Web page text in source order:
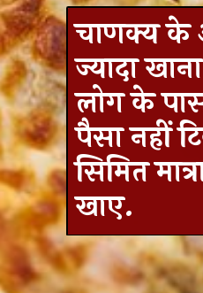
चाणक्य के
ज्यादा
लोग के
पैसा नहीं
सिमित
खाए.